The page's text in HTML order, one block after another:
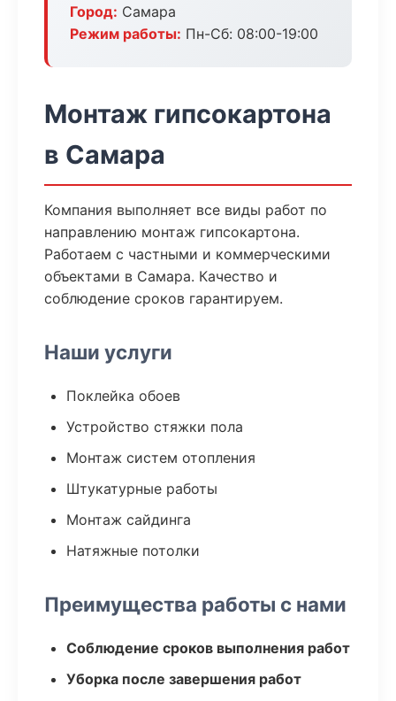
Город: Самара
Режим работы: Пн-Сб: 08:00-19:00
Монтаж гипсокартона
в Самара
Компания выполняет все виды работ по
направлению монтаж гипсокартона.
Работаем с частными и коммерческими
объектами в Самара. Качество и
соблюдение сроков гарантируем.
Наши услуги
Поклейка обоев
Устройство стяжки пола
Монтаж систем отопления
Штукатурные работы
Монтаж сайдинга
Натяжные потолки
Преимущества работы с нами
Соблюдение сроков выполнения работ
Уборка после завершения работ